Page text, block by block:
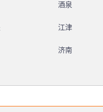
酒泉
江津
济南